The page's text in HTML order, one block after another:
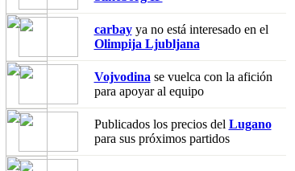
carbayya no está interesado en el
Olimpija Ljubljana
Vojvodina se vuelca con la afición
para apoyar al equipo
Publicados los precios del Lugano
para sus próximos partidos